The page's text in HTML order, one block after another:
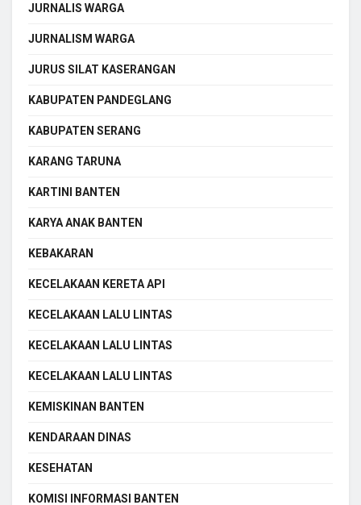
JURNALIS WARGA
JURNALISM WARGA
JURUS SILAT KASERANGAN
KABUPATEN PANDEGLANG
KABUPATEN SERANG
KARANG TARUNA
KARTINI BANTEN
KARYA ANAK BANTEN
KEBAKARAN
KECELAKAAN KERETA API
KECELAKAAN LALU LINTAS
KECELAKAAN LALU LINTAS
KECELAKAAN LALU LINTAS
KEMISKINAN BANTEN
KENDARAAN DINAS
KESEHATAN
KOMISI INFORMASI BANTEN